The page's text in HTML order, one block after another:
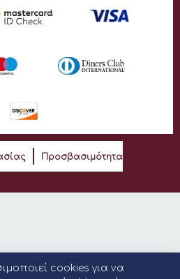
Προσβασιμότητα
cookies για να